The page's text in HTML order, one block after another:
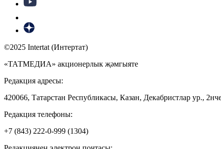
©2025 Intertat (Интертат)
«ТАТМЕДИА» акционерлык җәмгыяте
Редакция адресы:
420066, Татарстан Республикасы, Казан, Декабристлар ур.,
Редакция телефоны:
+7 (843) 222-0-999 (1304)